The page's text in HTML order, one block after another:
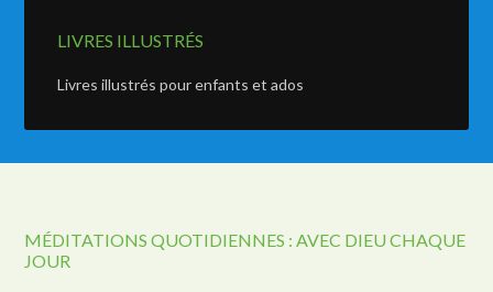
LIVRES ILLUSTRÉS
Livres illustrés pour enfants et ados
MÉDITATIONS QUOTIDIENNES : AVEC DIEU CHAQUE
JOUR